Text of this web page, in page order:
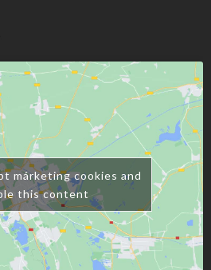
márketing cookies and
this content